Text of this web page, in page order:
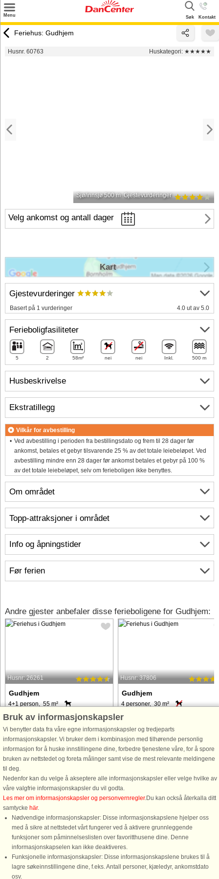
Menu Kontakt
Søk
Tilbud
Feriehus: Gudhjem
Husnr. 60763 Huskategori: ★★★★★
Sjø/innsjø 500 m Gjestevurderinger
Velg ankomst og antall dager
Husbeskrivelse
Om området
Info og åpningstider
Før ferien
Gjestevurderinger
Basert på 1 vurderinger 4.0 ut av 5.0
Ferieboligfasiliteter
5 2 58m² nei nei Inkl. 500 m
Ekstratillegg
Vilkår for avbestilling
Ved avbestilling i perioden fra bestillingsdato og frem til 28 dager før
ankomst, betales et gebyr tilsvarende 25 % av det totale leiebeløpet. Ved
avbestilling mindre enn 28 dager før ankomst betales et gebyr på 100 %
av det totale leiebeløpet, selv om ferieboligen ikke benyttes.
Kart
Topp-attraksjoner i området
Andre gjester anbefaler disse ferieboligene for Gudhjem:
Husnr: 26261
Gudhjem
4+1 person, 55 m²
300 m til kyst.
Charmerende ferieboliger i
Bornholmsk stil - nogle med udsigt til
Østersøen. Her er der kort afstand til
by, havn og strand.
fra 5.043 NOK
Husnr: 37806
Gudhjem
4 personer, 30 m²
300 m til kyst.
Skøn ferielejlighed med terrasse og
hav kig i hjertet af Gudhjem Midt i
Gudhjems helt særlige
finder I denne charmerende og lyst
en skøn ramme om opholdet ...
fra 2.906 NOK
Bruk av informasjonskapsler
Vi benytter data fra våre egne informasjonskapsler og tredjeparts
informasjonskapsler. Vi bruker dem i kombinasjon med tilhørende personlig
informasjon for å huske innstillingene dine, forbedre tjenestene våre, for å spore
bruken av nettstedet og foreta målinger samt vise de mest relevante meldingene
til deg.
Nedenfor kan du velge å akseptere alle informasjonskapsler eller velge hvilke av
våre valgfrie informasjonskapsler du vil godta.
Les mer om informasjonskapsler og personvernregler.Du kan också återkalla ditt
samtycke här.
Nødvendige informasjonskapsler: Disse informasjonskapslene hjelper oss
med å sikre at nettstedet vårt fungerer ved å aktivere grunnleggende
funksjoner som påminnelseslisten over favoritthusene dine. Denne
informasjonskapselen kan ikke deaktiveres.
Funksjonelle informasjonskapsler: Disse informasjonskapslene brukes til å
lagre søkeinnstillingene dine, f.eks. Antall personer, kjæledyr, ankomstdato
osv.